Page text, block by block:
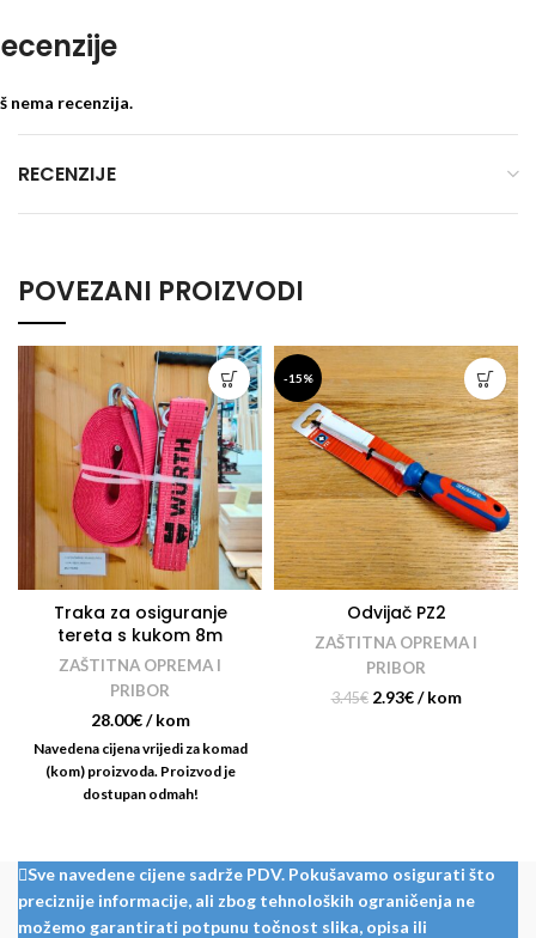
nema recenzija.
RECENZIJE
POVEZANI PROIZVODI
Traka za osiguranje
tereta s kukom 8m
ZAŠTITNA OPREMA I
PRIBOR
28.00€/ kom
Navedena cijena vrijedi za komad
(kom) proizvoda. Proizvod je
dostupan odmah!
-15%
Odvijač PZ2
ZAŠTITNA OPREMA I
PRIBOR
3.45€ 2.93€/ kom
Sve navedene cijene sadrže PDV. Pokušavamo osigurati što
preciznije informacije, ali zbog tehnoloških ograničenja ne
možemo garantirati potpunu točnost slika, opisa ili